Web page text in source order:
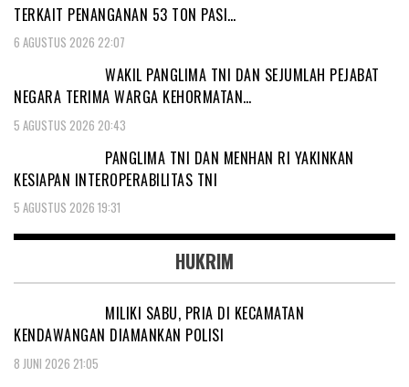
TERKAIT PENANGANAN 53 TON PASI…
6 AGUSTUS 2026 22:07
WAKIL PANGLIMA TNI DAN SEJUMLAH PEJABAT
NEGARA TERIMA WARGA KEHORMATAN…
5 AGUSTUS 2026 20:43
PANGLIMA TNI DAN MENHAN RI YAKINKAN
KESIAPAN INTEROPERABILITAS TNI
5 AGUSTUS 2026 19:31
HUKRIM
MILIKI SABU, PRIA DI KECAMATAN
KENDAWANGAN DIAMANKAN POLISI
8 JUNI 2026 21:05